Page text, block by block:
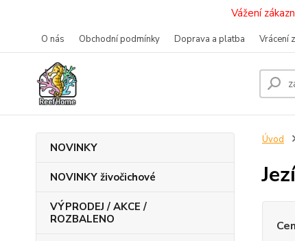
Vážení
O nás Obchodní podmínky Doprava a platba Vrácení
NOVINKY
NOVINKY živočichové
VÝPRODEJ / AKCE /
ROZBALENO
Úvod